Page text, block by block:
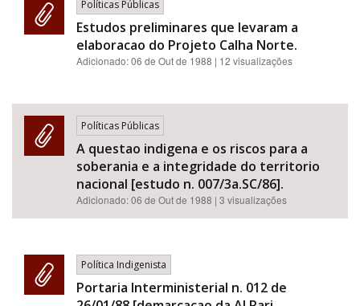
Políticas Públicas
Estudos preliminares que levaram a
elaboracao do Projeto Calha Norte.
Adicionado:06 de Out de 1988 | 12 visualizações
Políticas Públicas
A questao indigena e os riscos para a
soberania e a integridade do territorio
nacional [estudo n. 007/3a.SC/86].
Adicionado:06 de Out de 1988 | 3 visualizações
Política Indigenista
Portaria Interministerial n. 012 de